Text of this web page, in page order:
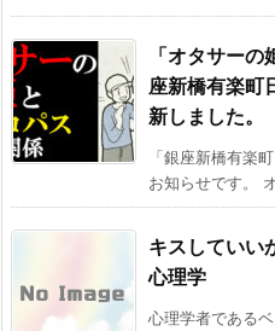
「オタサー
座新橋有楽町
新しました。
「銀座新橋有楽
お知らせです。
キスしてい
心理学
心理学者である